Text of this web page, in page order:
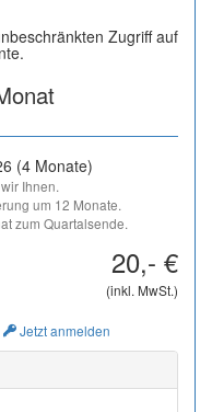
Zugriff auf
(4 Monate)
Ihnen.
um 12 Monate.
zum Quartalsende.
20,- €
(inkl. MwSt.)
Jetzt anmelden